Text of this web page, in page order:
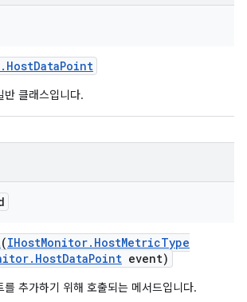
. HostDataPoint
반 클래스입니다.
(IHostMonitor. HostMetricType
. HostDataPoint event)
를 추가하기 위해 호출되는 메서드입니다.